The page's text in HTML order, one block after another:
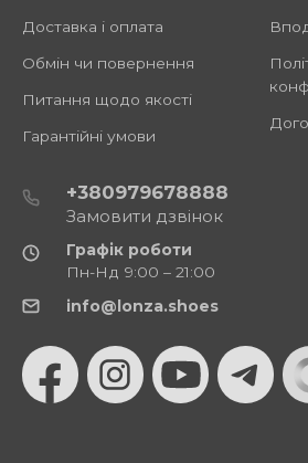
Доставка і оплата
Обмін чи повернення
Питання щодо якості
Гарантійні умови
+380979678888
Замовити дзвінок
Графік роботи
Пн-Нд 9:00 – 21:00
info@lonza.shoes